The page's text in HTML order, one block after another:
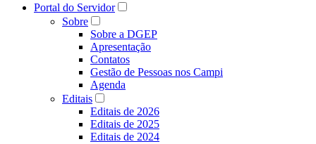
Portal do Servidor
Sobre
Sobre a DGEP
Apresentação
Contatos
Gestão de Pessoas nos Campi
Agenda
Editais
Editais de 2026
Editais de 2025
Editais de 2024